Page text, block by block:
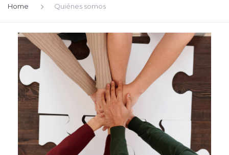
Home Quiénes somos